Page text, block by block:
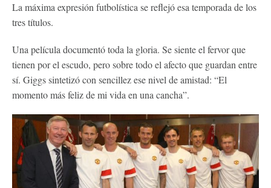
La máxima expresión futbolística se reflejó esa temporada de los
tres títulos.
Una película documentó toda la gloria. Se siente el fervor que
tienen por el escudo, pero sobre todo el afecto que guardan entre
sí. Giggs sintetizó con sencillez ese nivel de amistad: “El
momento más feliz de mi vida en una cancha”.